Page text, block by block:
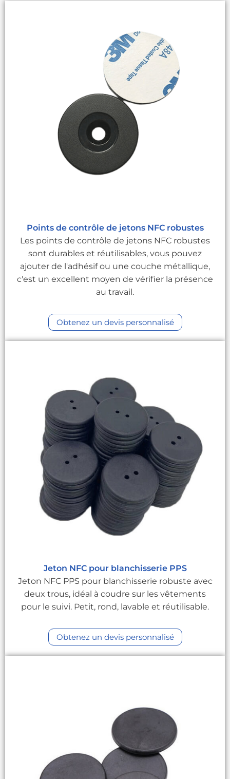
Points de contrôle de jetons NFC robustes
Les points de contrôle de jetons NFC robustes
sont durables et réutilisables, vous pouvez
ajouter de l'adhésif ou une couche métallique,
c'est un excellent moyen de vérifier la présence
au travail.
Obtenez un devis personnalisé
Jeton NFC pour blanchisserie PPS
Jeton NFC PPS pour blanchisserie robuste avec
deux trous, idéal à coudre sur les vêtements
pour le suivi. Petit, rond, lavable et réutilisable.
Obtenez un devis personnalisé